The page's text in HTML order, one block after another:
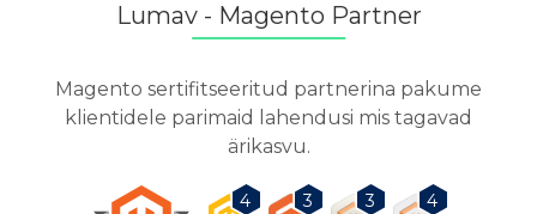
Lumav - Magento Partner
Magento sertifitseeritud partnerina pakume
klientidele parimaid lahendusi mis tagavad
ärikasvu.
4 3 3 4